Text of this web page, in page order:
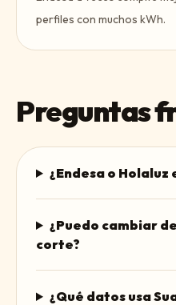
perfiles con muchos kWh.
Preguntas
¿Endesa o Holaluz
¿Puedo cambiar
corte?
¿Qué datos usa